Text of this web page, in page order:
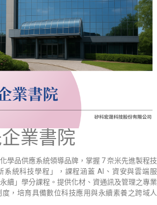
業書院
學品供應系統領導品牌，掌握 7 奈米先進製程技
系統科技學程」，課程涵蓋 AI、資安與雲端服
續」學分課程。提供化材、資通訊及管理之專業
，培育具備數位科技應用與永續素養之跨域人